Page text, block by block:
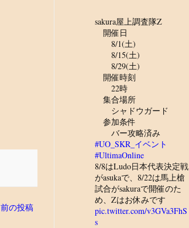
前の投稿
sakura屋上調査隊Z
開催日
8/1(土)
8/15(土)
8/29(土)
開催時刻
22時
集合場所
シャドウガード
参加条件
バー攻略済み
#UO_SKR_イベント
#UltimaOnline
8/8はLudo日本代表決定戦
がasukaで、8/22は馬上槍
試合がsakuraで開催のた
め、Zはお休みです
pic.twitter.com/v3GVa3FhS
s